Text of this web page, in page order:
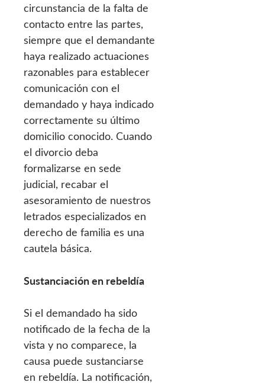
circunstancia de la falta de
contacto entre las partes,
siempre que el demandante
haya realizado actuaciones
razonables para establecer
comunicación con el
demandado y haya indicado
correctamente su último
domicilio conocido. Cuando
el divorcio deba
formalizarse en sede
judicial, recabar el
asesoramiento de nuestros
letrados especializados en
derecho de familia es una
cautela básica.
Sustanciación en rebeldía
Si el demandado ha sido
notificado de la fecha de la
vista y no comparece, la
causa puede sustanciarse
en rebeldía. La notificación,